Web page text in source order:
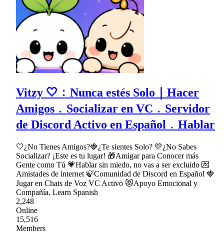
Vitzy 🤍﹕Nunca estés Solo｜Hacer
Amigos﹒Socializar en VC﹒Servidor
de Discord Activo en Español﹒Hablar
🤍¿No Tienes Amigos?🍓¿Te sientes Solo? 💛¿No Sabes
Socializar? ¡Este es tu lugar! 🎁Amigar para Conocer más
Gente como Tú 💗Hablar sin miedo, no vas a ser excluido 💌
Amistades de internet 🍃Comunidad de Discord en Español 🍓
Jugar en Chats de Voz VC Activo 😻Apoyo Emocional y
Compañía. Learn Spanish
2,248
Online
15,516
Members